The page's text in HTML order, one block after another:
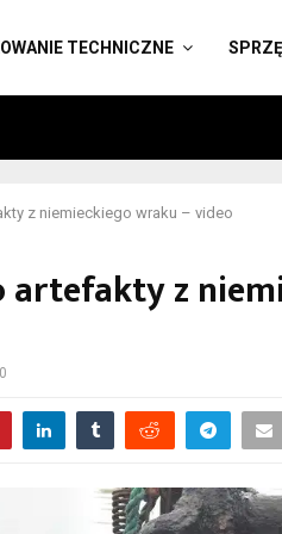
TECHNICZNE
z niemieckiego wraku – video
artefakty z